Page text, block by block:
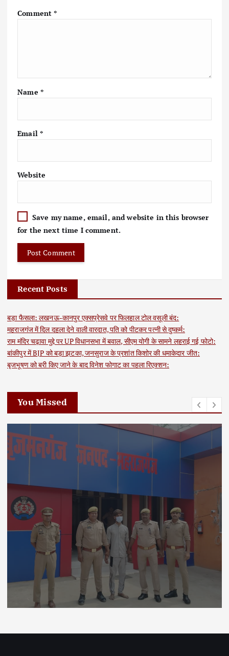
Comment*
Name *
Email *
Website
Save my name, email, and website in this browser
for the next time I comment.
Recent Posts
बड़ा फैसला: लखनऊ-कानपुर एक्सप्रेसवे पर फिलहाल टोल वसूली बंद:
महराजगंज में दिल दहला देने वाली वारदात, पति को पीटकर पत्नी से दुष्कर्म:
राम मंदिर चढ़ावा मुद्दे पर UP विधानसभा में बवाल, सीएम योगी के सामने लहराई गई फोटो:
बांकीपुर में BJP को बड़ा झटका, जनसुराज के प्रशांत किशोर की धमाकेदार जीत:
बृजभूषण को बरी किए जाने के बाद विनेश फोगाट का पहला रिएक्शन:
You Missed